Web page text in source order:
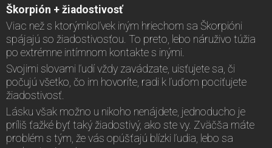
Škorpión + žiadostivosť
Viac než s ktorýmkoľvek iným hriechom sa Škorpióni
spájajú so žiadostivosťou. To preto, lebo náruživo túžia
po extrémne intímnom kontakte s inými.
Svojimi slovami ľudí vždy zavádzate, uisťujete sa, či
počujú všetko, čo im hovoríte, radi k ľuďom pociťujete
žiadostivosť.
Lásku však možno u nikoho nenájdete, jednoducho je
príliš ťažké byť taký žiadostivý, ako ste vy. Zväčša máte
problém s tým, že vás opúšťajú blízki ľudia, lebo sa